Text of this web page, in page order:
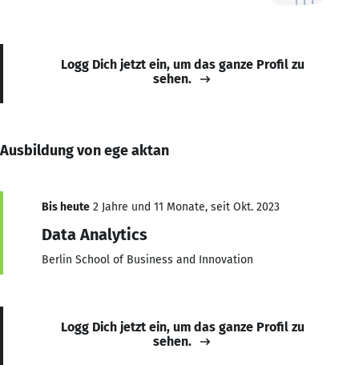
Logg Dich jetzt ein, um das ganze Profil zu
sehen.
Ausbildung von ege aktan
Bis heute 2 Jahre und 11 Monate, seit Okt. 2023
Data Analytics
Berlin School of Business and Innovation
Logg Dich jetzt ein, um das ganze Profil zu
sehen.